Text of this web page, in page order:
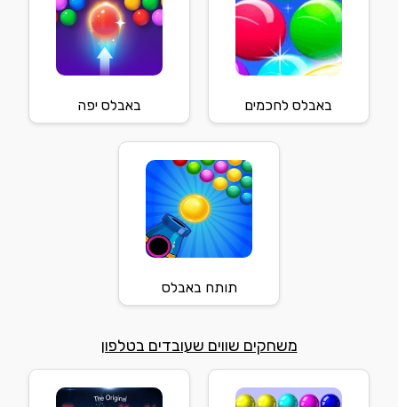
באבלס לחכמים באבלס יפה
תותח באבלס
משחקים שווים שעובדים בטלפון